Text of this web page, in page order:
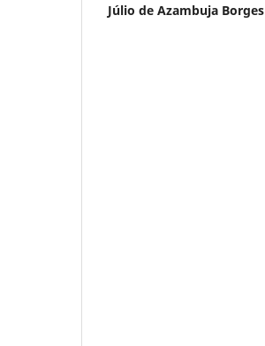
Júlio de Azambuja Borges